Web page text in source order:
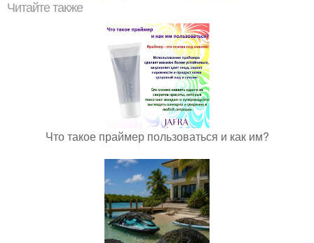
Читайте также
Что такое праймер пользоваться и как им?